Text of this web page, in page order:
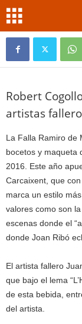
presentó sus
Dic 2, 2015
Robert
artistas
La Falla Ramiro de
bocetos y maqueta
2016. Este año
Carcaixent, que
marca un estilo
valores como son
escenas donde el
donde Joan Ribó
El artista fallero
que bajo el lema
de esta bebida,
del artista.